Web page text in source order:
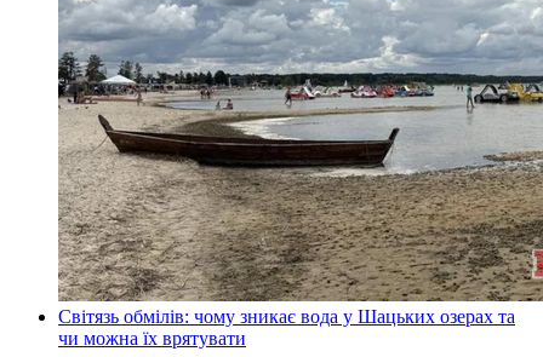
Світязь обмілів: чому зникає вода у Шацьких озерах та
чи можна їх врятувати